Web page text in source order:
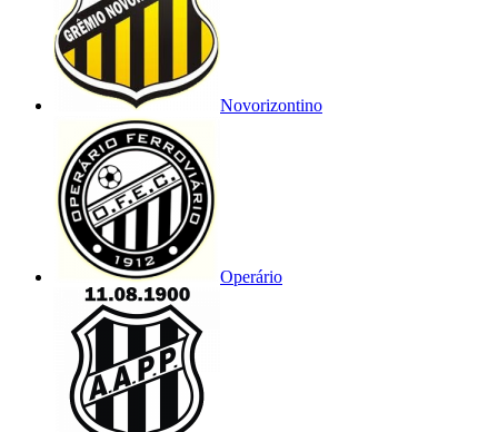
Novorizontino
Operário